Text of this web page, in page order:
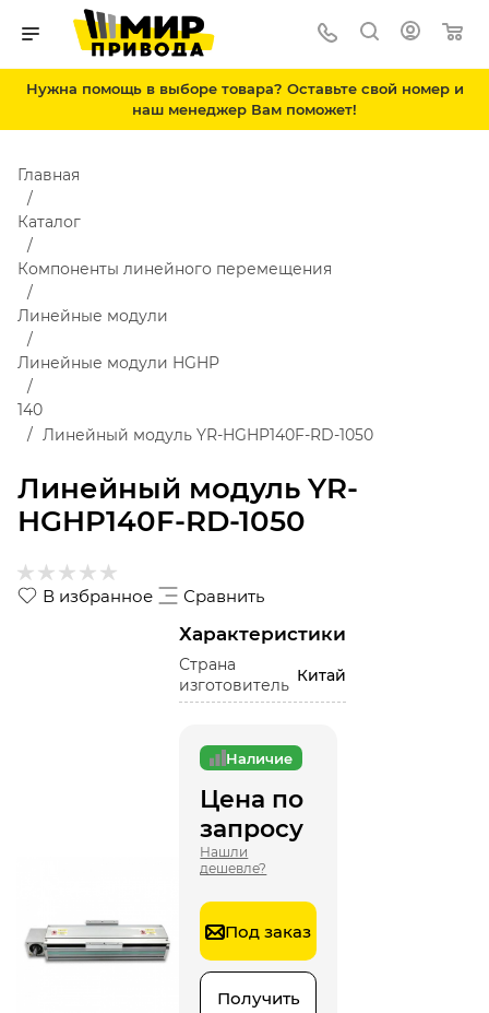
Нужна помощь в выборе товара? Оставьте свой номер и
наш менеджер Вам поможет!
Линейный модуль YR-
HGHP140F-RD-1050
Главная
Каталог
Компоненты линейного перемещения
Линейные модули
Линейные модули HGHP
140
Линейный модуль YR-HGHP140F-RD-1050
В избранное Сравнить
Характеристики
Страна
изготовитель
Китай
Наличие
Цена по
запросу
Нашли
дешевле?
Под заказ
Получить